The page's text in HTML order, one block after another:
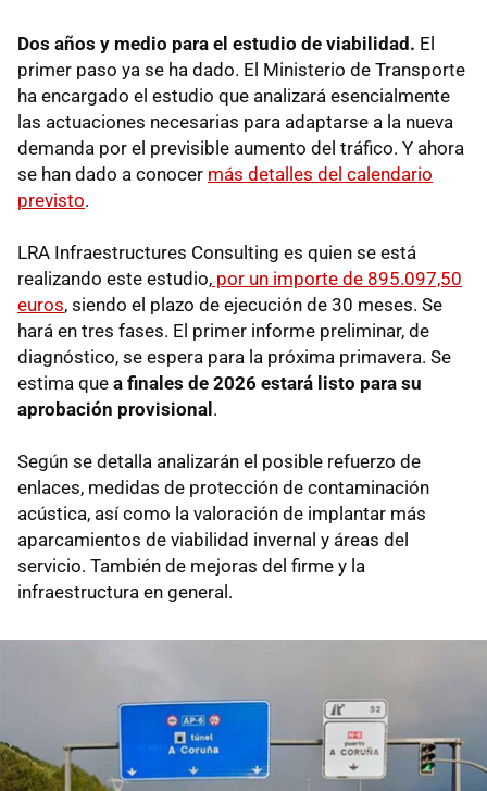
Dos años y medio para el estudio de viabilidad. El
primer paso ya se ha dado. El Ministerio de Transporte
ha encargado el estudio que analizará esencialmente
las actuaciones necesarias para adaptarse a la nueva
demanda por el previsible aumento del tráfico. Y ahora
se han dado a conocer más detalles del calendario
previsto.
LRA Infraestructures Consulting es quien se está
realizando este estudio, por un importe de 895.097,50
euros, siendo el plazo de ejecución de 30 meses. Se
hará en tres fases. El primer informe preliminar, de
diagnóstico, se espera para la próxima primavera. Se
estima que a finales de 2026 estará listo para su
aprobación provisional.
Según se detalla analizarán el posible refuerzo de
enlaces, medidas de protección de contaminación
acústica, así como la valoración de implantar más
aparcamientos de viabilidad invernal y áreas del
servicio. También de mejoras del firme y la
infraestructura en general.